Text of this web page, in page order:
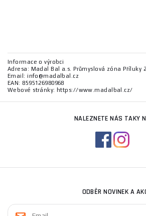
Informace o výrobci
Adresa: Madal Bal a.s. Průmyslová zóna Příluky
Email: info@madalbal.cz
EAN: 8595126980968
Webové stránky: https://www.madalbal.cz/
NALEZNETE NÁS TAKY
ODBĚR NOVINEK A